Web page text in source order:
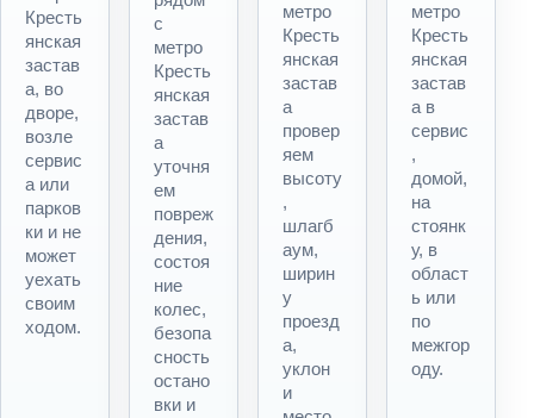
Кресть
янская
застав
а, во
дворе,
возле
сервис
а или
парков
ки и не
может
уехать
своим
ходом.
с
метро
Кресть
янская
застав
а
уточня
ем
повреж
дения,
состоя
ние
колес,
безопа
сность
остано
вки и
метро
Кресть
янская
застав
а
провер
яем
высоту
,
шлагб
аум,
ширин
у
проезд
а,
уклон
и
метро
Кресть
янская
застав
а в
сервис
,
домой,
на
стоянк
у, в
област
ь или
по
межгор
оду.